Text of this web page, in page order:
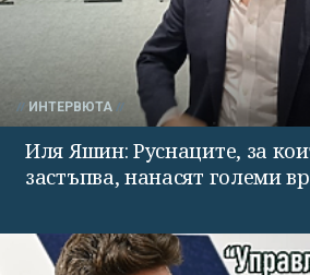
ИНТЕРВЮТА
Иля Яшин: Руснаците, за
застъпва, нанасят големи